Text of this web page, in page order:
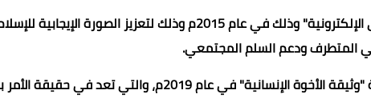
ومن ذلك أيضًا إنشاء"مركز الأزهر العالمي للرصد والفتوى الإلكترونية" وذلك في عام 2015م وذلك لتعزيز الصورة الإيجابية
المتطرف ودعم السلم المجتمعي.
ولا يمكننا بطبيعة الحال أن ننسى أبدًا تلك الوثيقة العالمية "وثيقة الأخوة الإنسانية" في عام 2019م، والتي تعد في